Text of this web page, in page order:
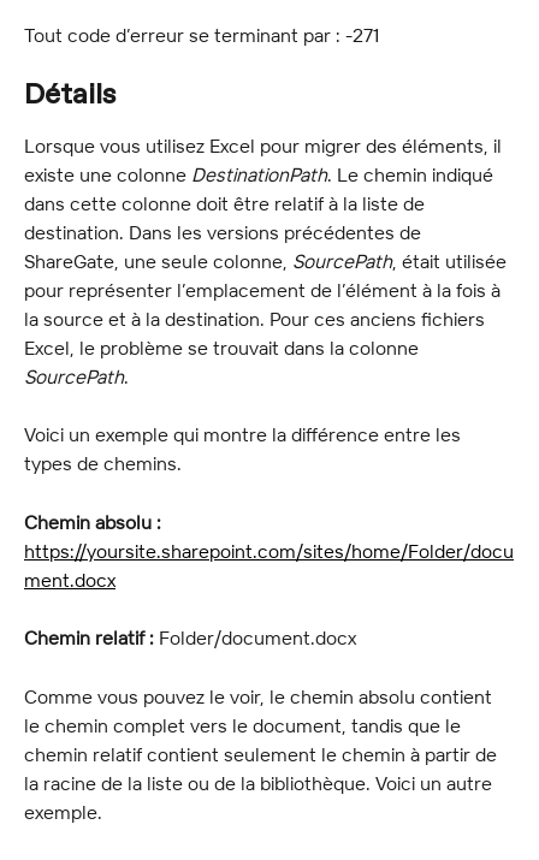
Tout code d’erreur se terminant par : -271
Détails
Lorsque vous utilisez Excel pour migrer des éléments, il
existe une colonne DestinationPath. Le chemin indiqué
dans cette colonne doit être relatif à la liste de
destination. Dans les versions précédentes de
ShareGate, une seule colonne, SourcePath, était utilisée
pour représenter l’emplacement de l’élément à la fois à
la source et à la destination. Pour ces anciens fichiers
Excel, le problème se trouvait dans la colonne
SourcePath.
Voici un exemple qui montre la différence entre les
types de chemins.
Chemin absolu :
https://yoursite.sharepoint.com/sites/home/Folder/docu
ment.docx
Chemin relatif : Folder/document.docx
Comme vous pouvez le voir, le chemin absolu contient
le chemin complet vers le document, tandis que le
chemin relatif contient seulement le chemin à partir de
la racine de la liste ou de la bibliothèque. Voici un autre
exemple.